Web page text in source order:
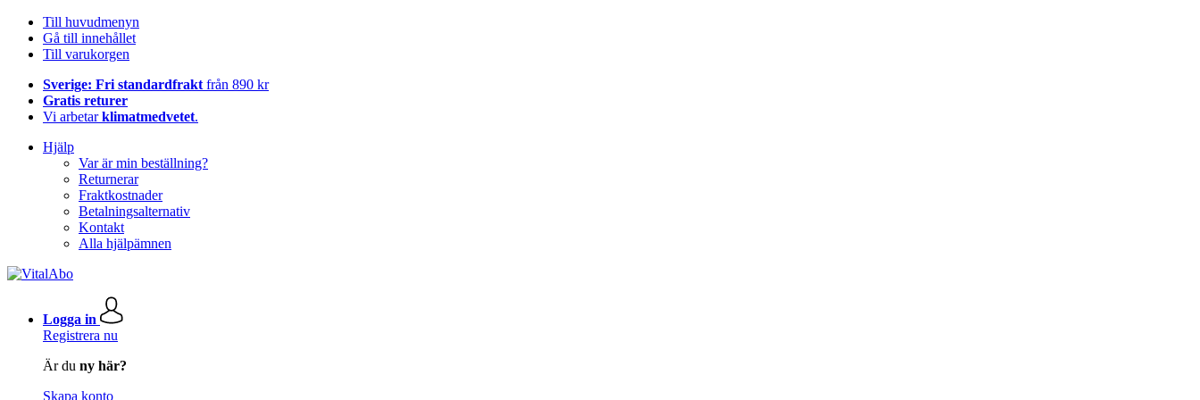
Till huvudmenyn
Gå till innehållet
Till varukorgen
Sverige: Fri standardfrakt från 890 kr
Gratis returer
Vi arbetarklimatmedvetet.
Hjälp
Var är min beställning?
Returnerar
Fraktkostnader
Betalningsalternativ
Kontakt
Alla hjälpämnen
Logga in
Registrera nu
Är du ny här?
Skapa konto